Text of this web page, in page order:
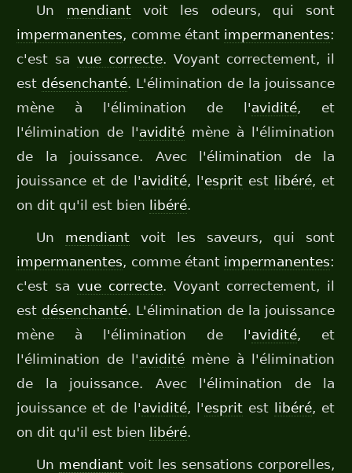
Un mendiantvoit les odeurs, qui sont
impermanentes, comme étant impermanentes:
c'est sa vue correcte. Voyant correctement, il
est désenchanté. L'élimination de la jouissance
mène à l'élimination de l'avidité, et
l'élimination de l'aviditémène à l'élimination
de la jouissance. Avec l'élimination de la
jouissance et de l'avidité, l'espritest libéré, et
on dit qu'il est bien libéré.
Un mendiant voit les saveurs, qui sont
impermanentes, comme étant impermanentes:
c'est sa vue correcte. Voyant correctement, il
est désenchanté. L'élimination de la jouissance
mène à l'élimination de l'avidité, et
l'élimination de l'aviditémène à l'élimination
de la jouissance. Avec l'élimination de la
jouissance et de l'avidité, l'espritest libéré, et
on dit qu'il est bien libéré.
Un mendiant voit les sensations corporelles,